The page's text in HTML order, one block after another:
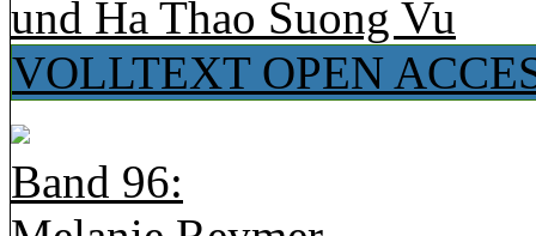
und Ha Thao Suong Vu
VOLLTEXT OPEN
Band 96: